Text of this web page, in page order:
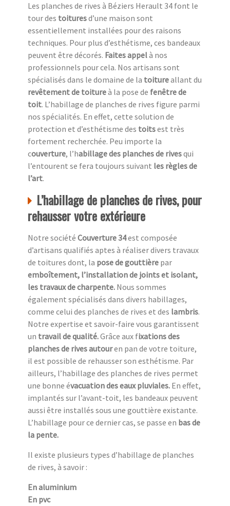
Les planches de rives à Béziers Herault 34 font le
tour des toituresd’une maison sont
essentiellement installées pour des raisons
techniques. Pour plus d’esthétisme, ces bandeaux
peuvent être décorés. Faites appelà nos
professionnels pour cela. Nos artisans sont
spécialisés dans le domaine de la toitureallant du
revêtement de toitureà la pose de fenêtre de
toit. L’habillage de planches de rives figure parmi
nos spécialités. En effet, cette solution de
protection et d’esthétisme des toitsest très
fortement recherchée. Peu importe la
couverture, l’habillage des planches de rivesqui
l’entourent se fera toujours suivant les règles de
l’art.
L’habillage de planches de rives, pour
rehausser votre extérieure
Notre société Couverture 34est composée
d’artisans qualifiés aptes à réaliser divers travaux
de toitures dont, la pose de gouttière par
emboîtement, l’installation de joints et isolant,
les travaux de charpente. Nous sommes
également spécialisés dans divers habillages,
comme celui des planches de rives et des lambris.
Notre expertise et savoir-faire vous garantissent
un travail de qualité.Grâce aux fixations des
planches de rives autouren pan de votre toiture,
il est possible de rehausser son esthétisme. Par
ailleurs, l’habillage des planches de rives permet
une bonne évacuation des eaux pluviales. En effet,
implantés sur l’avant-toit, les bandeaux peuvent
aussi être installés sous une gouttière existante.
L’habillage pour ce dernier cas, se passe en bas de
la pente.
Il existe plusieurs types d’habillage de planches
de rives, à savoir :
En aluminium
En pvc